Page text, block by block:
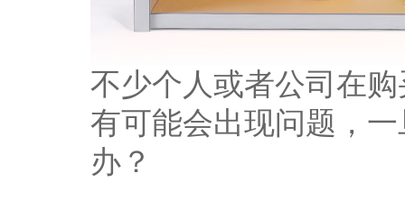
不少个人或者公司在
有可能会出现问题，
办？